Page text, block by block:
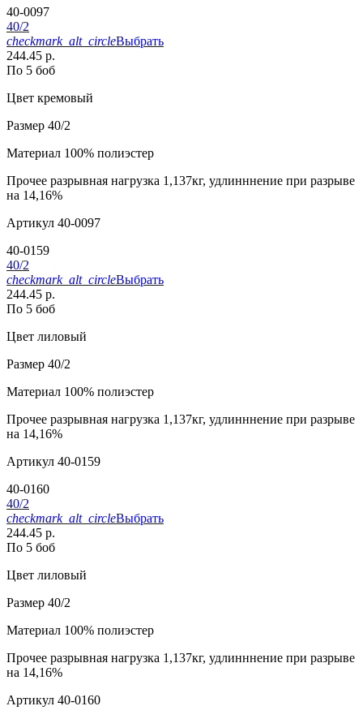
40-0097
40/2
checkmark_alt_circleВыбрать
244.45 р.
По 5 боб
Цвет кремовый
Размер 40/2
Материал 100% полиэстер
Прочее разрывная нагрузка 1,137кг, удлинннение при разрыве
на 14,16%
Артикул 40-0097
40-0159
40/2
checkmark_alt_circleВыбрать
244.45 р.
По 5 боб
Цвет лиловый
Размер 40/2
Материал 100% полиэстер
Прочее разрывная нагрузка 1,137кг, удлинннение при разрыве
на 14,16%
Артикул 40-0159
40-0160
40/2
checkmark_alt_circleВыбрать
244.45 р.
По 5 боб
Цвет лиловый
Размер 40/2
Материал 100% полиэстер
Прочее разрывная нагрузка 1,137кг, удлинннение при разрыве
на 14,16%
Артикул 40-0160